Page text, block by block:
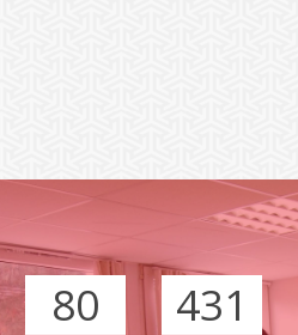
80 431